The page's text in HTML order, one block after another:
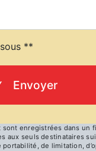
**
Envoyer
enregistrées dans
seuls destinataires
de limitation,